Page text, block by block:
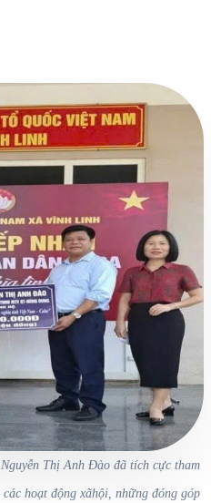
Thị Anh Đào đã tích cực tham
hoạt động xãhội, những đóng góp